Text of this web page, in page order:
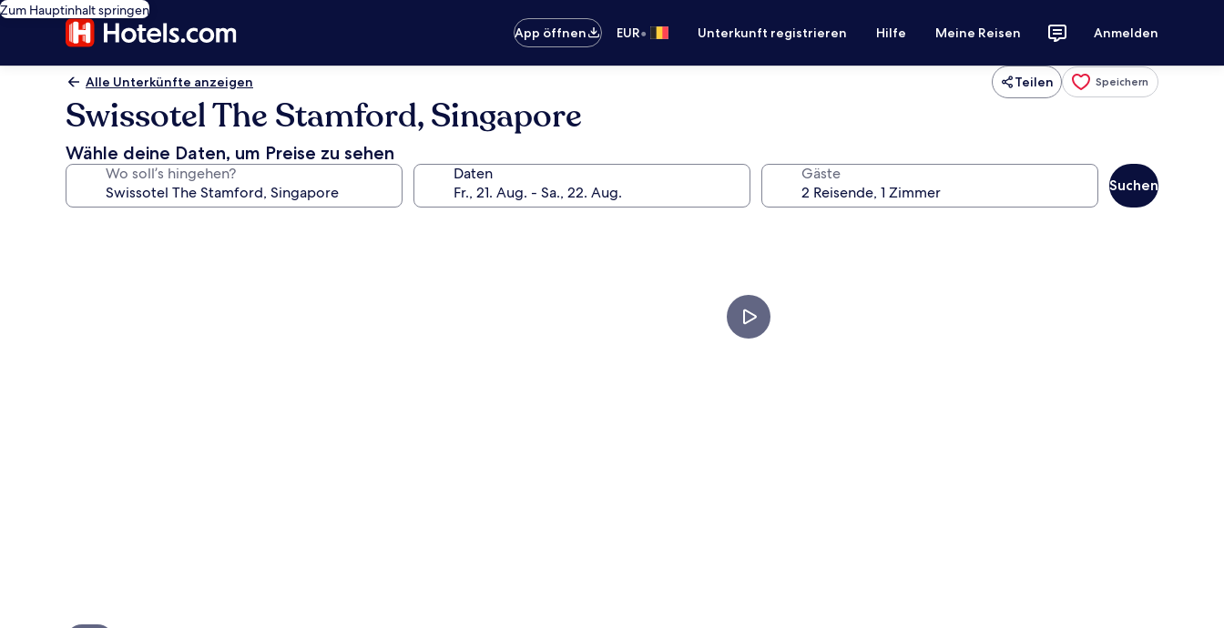
Zum Hauptinhalt springen
App öffnen
EUR• Unterkunft registrieren Hilfe Meine Reisen Anmelden
Alle Unterkünfte anzeigen Teilen Speichern
Swissotel The Stamford, Singapore
Wähle deine Daten, um Preise zu sehen
Wo soll’s hingehen? Daten Gäste
Suchen